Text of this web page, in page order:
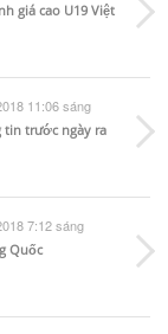
giá cao U19 Việt
11:06 sáng
tin trước ngày ra
7:12 sáng
Quốc